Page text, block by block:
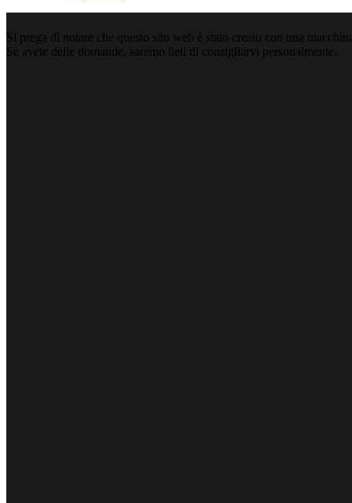
Si prega di notare che questo sito web è stato creato con una
Se avete delle domande, saremo lieti di consigliarvi personalmente.